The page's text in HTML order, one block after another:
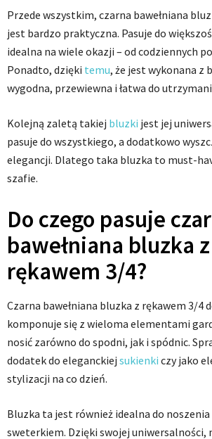
Przede wszystkim, czarna bawełniana
jest bardzo praktyczna. Pasuje do
idealna na wiele okazji – od codziennych
Ponadto, dzięki temu, że jest wykonana z
wygodna, przewiewna i łatwa do
Kolejną zaletą takiej bluzki jest jej
pasuje do wszystkiego, a dodatkowo
elegancji. Dlatego taka bluzka to must-
szafie.
Do czego pasuje
bawełniana bluzka z
rękawem 3/4?
Czarna bawełniana bluzka z rękawem 3/4
komponuje się z wieloma elementami
nosić zarówno do spodni, jak i spódnic.
dodatek do eleganckiej sukienki czy jako
stylizacji na co dzień.
Bluzka ta jest również idealna do
sweterkiem. Dzięki swojej uniwersalności,